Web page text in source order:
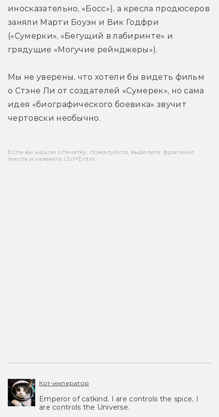
иносказательно, «Босс»), а кресла продюсеров
заняли Марти Боуэн и Вик Годфри
(«Сумерки», «Бегущий в лабиринте» и
грядущие «Могучие рейнджеры»).
Мы не уверены, что хотели бы видеть фильм
о Стэне Ли от создателей «Сумерек», но сама
идея «биографического боевика» звучит
чертовски необычно.
Если вы нашли опечатку, пожалуйста, выделите фрагмент
текста и нажмите Ctrl+Enter.
Кот-император
Emperor of catkind. I are controls the spice, I
are controls the Universe.